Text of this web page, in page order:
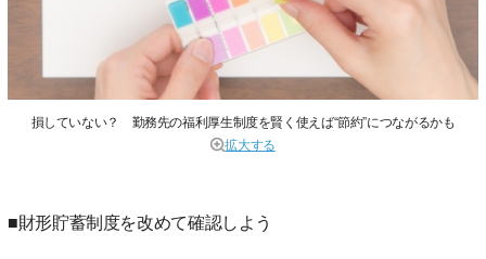
損していない？ 勤務先の福利厚生制度を賢く使えば“節約”につながるかも
拡大する
■財形貯蓄制度を改めて確認しよう